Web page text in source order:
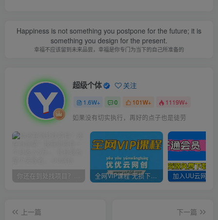
Happiness is not something you postpone for the future; it is
something you design for the present.
幸福不应该留到未来品尝，幸福是你专门为当下的自己所准备的
超级个体 关注
1.6W+ 0 101W+ 1119W+
如果没有切实执行，再好的点子也是徒劳
你还在到处找项目？还在当韭菜？我靠卖项目一个月收入5万+，曾经我也是个失败者。 全网VIP课程 无损下载~
上一篇
下一篇